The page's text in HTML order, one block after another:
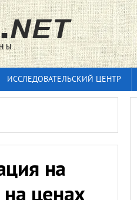
ИССЛЕДОВАТЕЛЬСКИЙ ЦЕНТР
на